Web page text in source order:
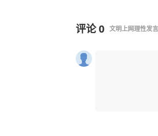
评论0 文明上网理性发